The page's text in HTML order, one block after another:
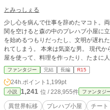
とみっしぇる
少し心を病んで仕事を辞めたマコト。
関を空けると森の中のプレハブ小屋に
を始めるつもりだったし、文明が遅れ
れてしまう。 本来は気楽な男。 現代
屋を使って、料理を作ったり、たまに
進行が、何となく地球に似た剣と魔法
マコトの物語。 ヒロインは31話から登場。恋愛要素薄めです。金属配合に適当
な面はありますが、ご容赦お願いします
ファンタジー 完結 長編 R15
24h.ポイント 1,199pt
小説 1,241 位 / 228,955件 ファンタジ
異世界転移 プレハブ小屋 チート